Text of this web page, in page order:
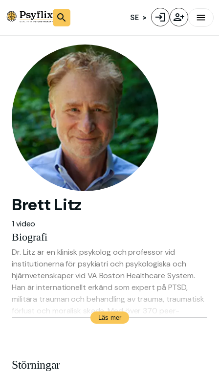
SE
Brett Litz
1 video
Biografi
Dr. Litz är en klinisk psykolog och professor vid
institutionerna för psykiatri och psykologiska och
hjärnvetenskaper vid VA Boston Healthcare System.
Han är internationellt erkänd som expert på PTSD,
militära trauman och behandling av trauma, traumatisk
förlust och moralisk skada. Med över 370 peer-
reviewed publikationer leder han forskning om
Läs mer
Störningar